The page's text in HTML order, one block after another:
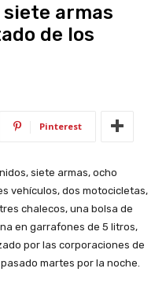
siete armas
de los
Pinterest
siete armas, ocho
vehículos, dos motocicletas,
chalecos, una bolsa de
en garrafones de 5 litros,
por las corporaciones de
martes por la noche.